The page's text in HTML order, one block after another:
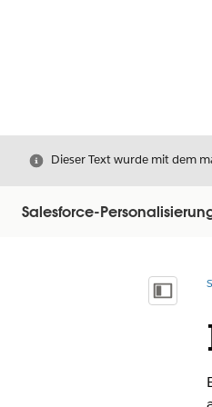
Schließen
Dieser Text wurde mit dem
Salesforce-
Inhalt